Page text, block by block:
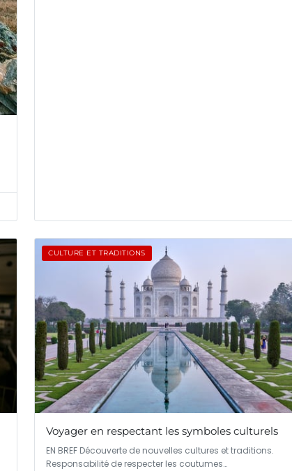
CULTURE ET TRADITIONS
Voyager en respectant les symboles culturels
EN BREF Découverte de nouvelles cultures et traditions.
Responsabilité de respecter les coutumes…